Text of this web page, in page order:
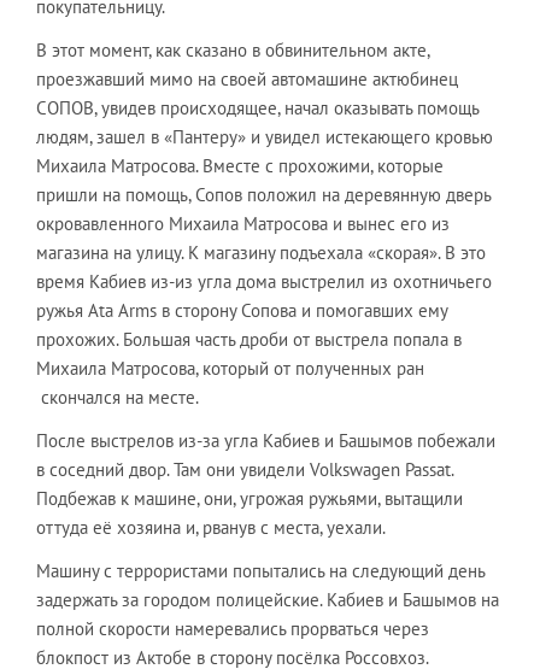
покупательницу.
В этот момент, как сказано в обвинительном акте,
проезжавший мимо на своей автомашине актюбинец
СОПОВ, увидев происходящее, начал оказывать помощь
людям, зашел в «Пантеру» и увидел истекающего кровью
Михаила Матросова. Вместе с прохожими, которые
пришли на помощь, Сопов положил на деревянную дверь
окровавленного Михаила Матросова и вынес его из
магазина на улицу. К магазину подъехала «скорая». В это
время Кабиев из-из угла дома выстрелил из охотничьего
ружья Аtа Аrms в сторону Сопова и помогавших ему
прохожих. Большая часть дроби от выстрела попала в
Михаила Матросова, который от полученных ран
скончался на месте.
После выстрелов из-за угла Кабиев и Башымов побежали
в соседний двор. Там они увидели Volkswagen Passat.
Подбежав к машине, они, угрожая ружьями, вытащили
оттуда её хозяина и, рванув с места, уехали.
Машину с террористами попытались на следующий день
задержать за городом полицейские. Кабиев и Башымов на
полной скорости намеревались прорваться через
блокпост из Актобе в сторону посёлка Россовхоз.